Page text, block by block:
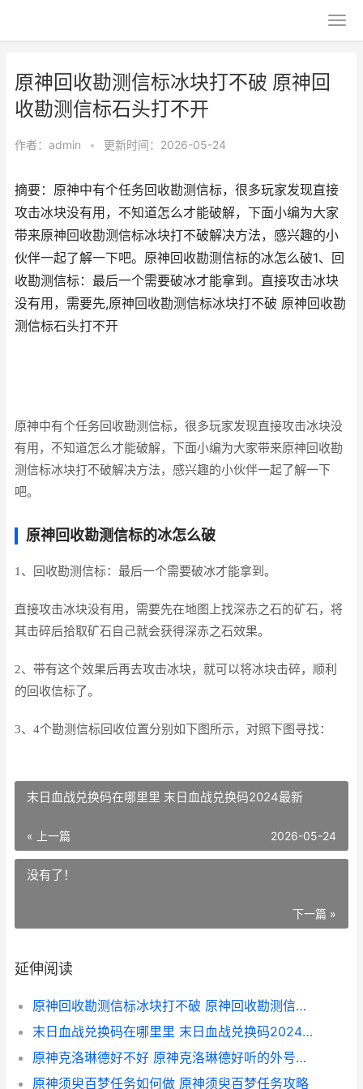
原神回收勘测信标冰块打不破 原神回
收勘测信标石头打不开
作者： admin • 更新时间：2026-05-24
摘要：原神中有个任务回收勘测信标，很多玩家发现直接
攻击冰块没有用，不知道怎么才能破解，下面小编为大家
带来原神回收勘测信标冰块打不破解决方法，感兴趣的小
伙伴一起了解一下吧。原神回收勘测信标的冰怎么破1、回
收勘测信标：最后一个需要破冰才能拿到。直接攻击冰块
没有用，需要先,原神回收勘测信标冰块打不破 原神回收勘
测信标石头打不开
原神中有个任务回收勘测信标，很多玩家发现直接攻击冰块没
有用，不知道怎么才能破解，下面小编为大家带来原神回收勘
测信标冰块打不破解决方法，感兴趣的小伙伴一起了解一下
吧。
原神回收勘测信标的冰怎么破
1、回收勘测信标：最后一个需要破冰才能拿到。
直接攻击冰块没有用，需要先在地图上找深赤之石的矿石，将
其击碎后拾取矿石自己就会获得深赤之石效果。
2、带有这个效果后再去攻击冰块，就可以将冰块击碎，顺利
的回收信标了。
3、4个勘测信标回收位置分别如下图所示，对照下图寻找：
末日血战兑换码在哪里里 末日血战兑换码2024最新
« 上一篇 2026-05-24
没有了！
下一篇 »
延伸阅读
原神回收勘测信标冰块打不破 原神回收勘测信标石头打不开
末日血战兑换码在哪里里 末日血战兑换码2024最新
原神克洛琳德好不好 原神克洛琳德好听的外号是什么
原神须臾百梦任务如何做 原神须臾百梦任务攻略